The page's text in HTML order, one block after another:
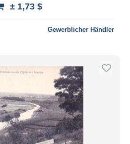
± 1,73 $
Gewerblicher Händler